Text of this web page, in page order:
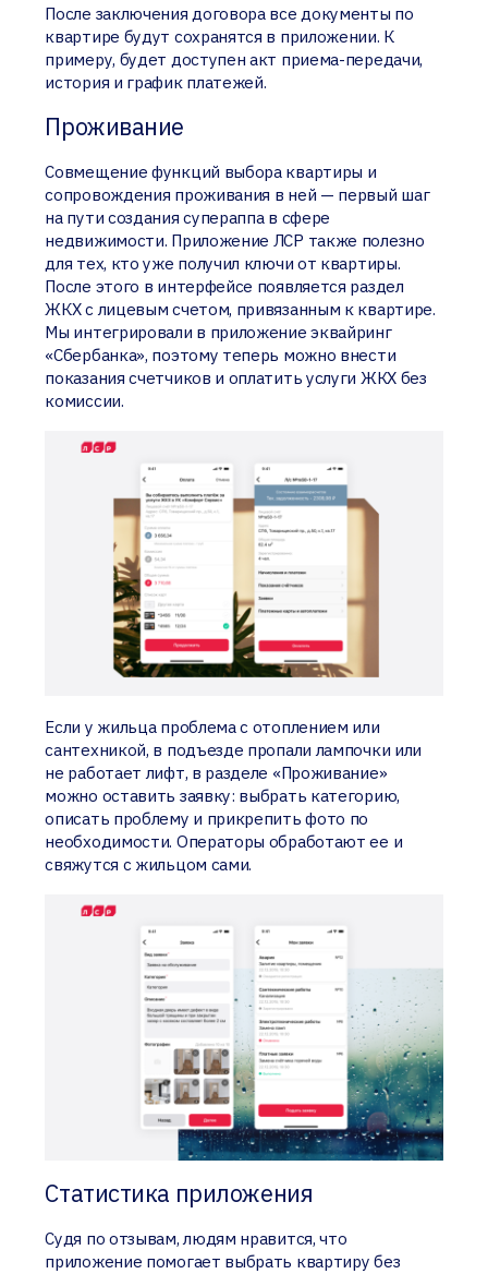
После заключения договора все документы по
квартире будут сохранятся в приложении. К
примеру, будет доступен акт приема-передачи,
история и график платежей.
Проживание
Совмещение функций выбора квартиры и
сопровождения проживания в ней — первый шаг
на пути создания супераппа в сфере
недвижимости. Приложение ЛСР также полезно
для тех, кто уже получил ключи от квартиры.
После этого в интерфейсе появляется раздел
ЖКХ с лицевым счетом, привязанным к квартире.
Мы интегрировали в приложение эквайринг
«Сбербанка», поэтому теперь можно внести
показания счетчиков и оплатить услуги ЖКХ без
комиссии.
Если у жильца проблема с отоплением или
сантехникой, в подъезде пропали лампочки или
не работает лифт, в разделе «Проживание»
можно оставить заявку: выбрать категорию,
описать проблему и прикрепить фото по
необходимости. Операторы обработают ее и
свяжутся с жильцом сами.
Статистика приложения
Судя по отзывам, людям нравится, что
приложение помогает выбрать квартиру без